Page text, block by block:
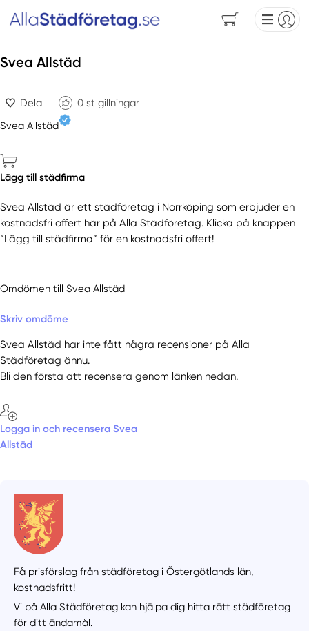
Svea Allstäd
Dela 0 st gillningar
Svea Allstäd
Lägg till städfirma
Svea Allstäd är ett städföretag i Norrköping som erbjuder en
kostnadsfri offert här på Alla Städföretag. Klicka på knappen
“Lägg till städfirma” för en kostnadsfri offert!
Omdömen till Svea Allstäd
Skriv omdöme
Svea Allstäd har inte fått några recensioner på Alla
Städföretag ännu.
Bli den första att recensera genom länken nedan.
Logga in och recensera Svea
Allstäd
Få prisförslag från städföretag i Östergötlands län,
kostnadsfritt!
Vi på Alla Städföretag kan hjälpa dig hitta rätt städföretag
för ditt ändamål.